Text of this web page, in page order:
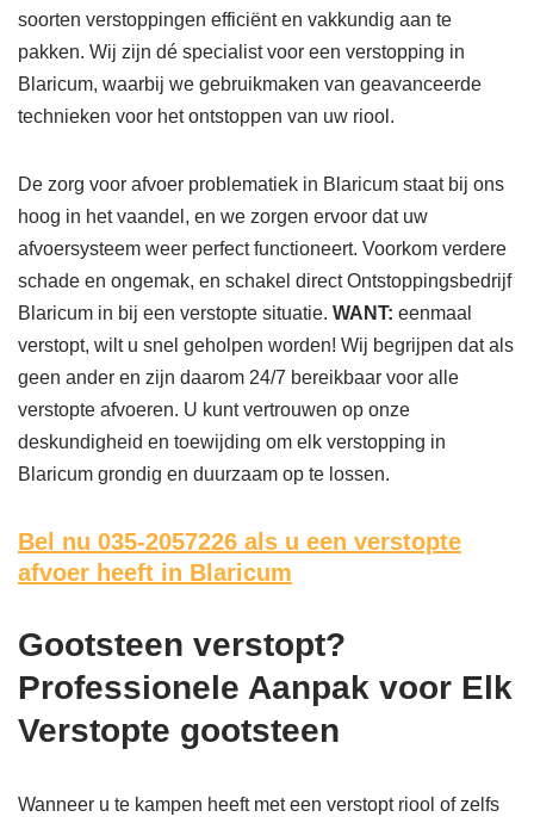
soorten verstoppingen efficiënt en vakkundig aan te
pakken. Wij zijn dé specialist voor een verstopping in
Blaricum, waarbij we gebruikmaken van geavanceerde
technieken voor het ontstoppen van uw riool.
De zorg voor afvoer problematiek in Blaricum staat bij ons
hoog in het vaandel, en we zorgen ervoor dat uw
afvoersysteem weer perfect functioneert. Voorkom verdere
schade en ongemak, en schakel direct Ontstoppingsbedrijf
Blaricum in bij een verstopte situatie. WANT: eenmaal
verstopt, wilt u snel geholpen worden! Wij begrijpen dat als
geen ander en zijn daarom 24/7 bereikbaar voor alle
verstopte afvoeren. U kunt vertrouwen op onze
deskundigheid en toewijding om elk verstopping in
Blaricum grondig en duurzaam op te lossen.
Bel nu 035-2057226 als u een verstopte
afvoer heeft in Blaricum
Gootsteen verstopt?
Professionele Aanpak voor Elk
Verstopte gootsteen
Wanneer u te kampen heeft met een verstopt riool of zelfs